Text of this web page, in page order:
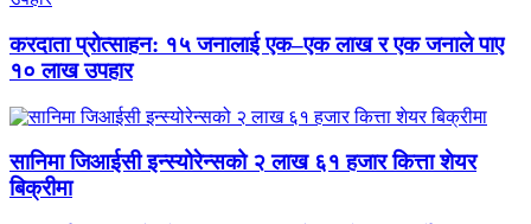
करदाता प्रोत्साहन: १५ जनालाई एक–एक लाख र एक जनाले पाए
१० लाख उपहार
सानिमा जिआईसी इन्स्योरेन्सको २ लाख ६१ हजार कित्ता शेयर
बिक्रीमा